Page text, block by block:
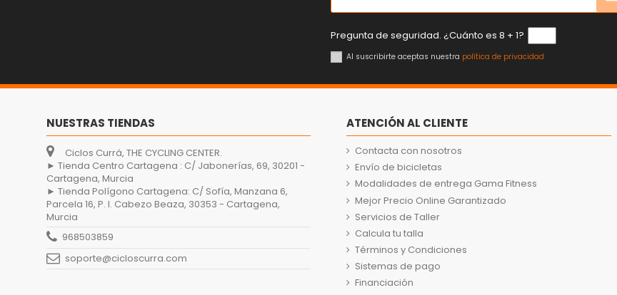
Pregunta de seguridad. ¿Cuánto es 8 + 1?
Al suscribirte aceptas nuestra política de privacidad
NUESTRAS TIENDAS
Ciclos Currá, THE CYCLING CENTER.
► Tienda Centro Cartagena : C/ Jabonerías, 69, 30201 -
Cartagena, Murcia
► Tienda Polígono Cartagena: C/ Sofía, Manzana 6,
Parcela 16, P. I. Cabezo Beaza, 30353 - Cartagena,
Murcia
968503859
soporte@cicloscurra.com
ATENCIÓN AL CLIENTE
Contacta con nosotros
Envío de bicicletas
Modalidades de entrega Gama Fitness
Mejor Precio Online Garantizado
Servicios de Taller
Calcula tu talla
Términos y Condiciones
Sistemas de pago
Financiación